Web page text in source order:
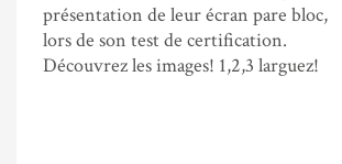
présentation de leur écran pare bloc,
lors de son test de certification.
Découvrez les images! 1,2,3 larguez!